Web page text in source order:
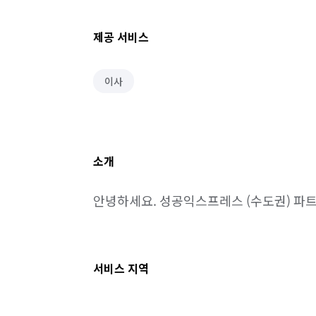
제공 서비스
이사
소개
안녕하세요. 성공익스프레스 (수도권) 파
서비스 지역